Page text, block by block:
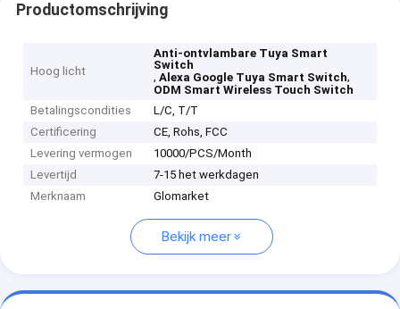
Productomschrijving
Hoog licht
Anti-ontvlambare Tuya Smart
Switch
,Alexa Google Tuya Smart Switch,
ODM Smart Wireless Touch Switch
Betalingscondities
L/C, T/T
Certificering
CE, Rohs, FCC
Levering vermogen
10000/PCS/Month
Levertijd
7-15 het werkdagen
Merknaam
Glomarket
Bekijk meer